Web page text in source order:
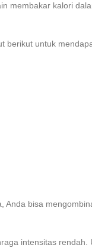
membakar kalori
berikut untuk
bisa
intensitas